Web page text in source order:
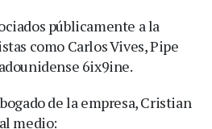
públicamente a la
como Carlos Vives, Pipe
6ix9ine.
de la empresa, Cristian
medio: